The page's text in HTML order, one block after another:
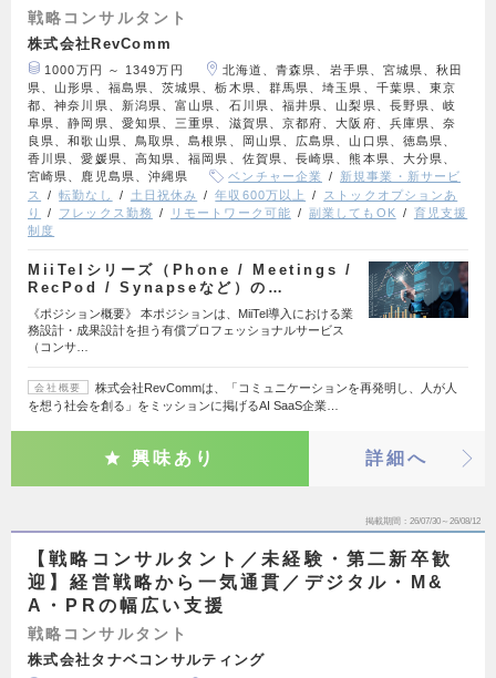
戦略コンサルタント
株式会社RevComm
1000万円 ～ 1349万円
北海道、青森県、岩手県、宮城県、秋田
県、山形県、福島県、茨城県、栃木県、群馬県、埼玉県、千葉県、東京
都、神奈川県、新潟県、富山県、石川県、福井県、山梨県、長野県、岐
阜県、静岡県、愛知県、三重県、滋賀県、京都府、大阪府、兵庫県、奈
良県、和歌山県、鳥取県、島根県、岡山県、広島県、山口県、徳島県、
香川県、愛媛県、高知県、福岡県、佐賀県、長崎県、熊本県、大分県、
宮崎県、鹿児島県、沖縄県
ベンチャー企業
新規事業・新サービ
ス
転勤なし 土日祝休み 年収600万以上
ストックオプションあ
り
フレックス勤務 リモートワーク可能 副業してもOK
育児支援
制度
MiiTelシリーズ（Phone / Meetings /
RecPod / Synapseなど）の…
《ポジション概要》 本ポジションは、MiiTel導入における業
務設計・成果設計を担う有償プロフェッショナルサービス
（コンサ…
会社概要
株式会社RevCommは、「コミュニケーションを再発明し、人が人
を想う社会を創る」をミッションに掲げるAI SaaS企業…
興味あり 詳細へ
掲載期間 26/07/30～26/08/12
【戦略コンサルタント／未経験・第二新卒歓
迎】経営戦略から一気通貫／デジタル・M&
A・PRの幅広い支援
戦略コンサルタント
株式会社タナベコンサルティング